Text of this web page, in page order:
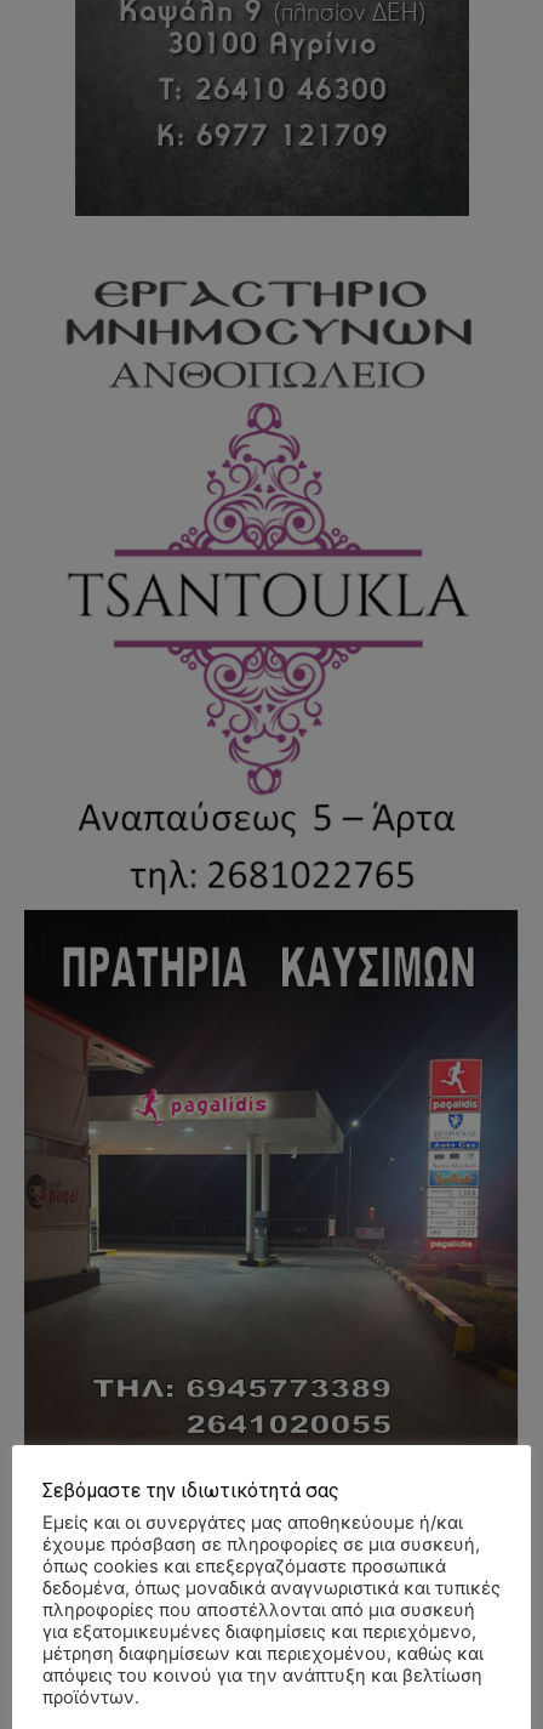
- Advertisment -
Σεβόμαστε την ιδιωτικότητά σας
Εμείς και οι συνεργάτες μας αποθηκεύουμε ή/και
έχουμε πρόσβαση σε πληροφορίες σε μια συσκευή,
όπως cookies και επεξεργαζόμαστε προσωπικά
δεδομένα, όπως μοναδικά αναγνωριστικά και τυπικές
πληροφορίες που αποστέλλονται από μια συσκευή
για εξατομικευμένες διαφημίσεις και περιεχόμενο,
μέτρηση διαφημίσεων και περιεχομένου, καθώς και
απόψεις του κοινού για την ανάπτυξη και βελτίωση
προϊόντων.